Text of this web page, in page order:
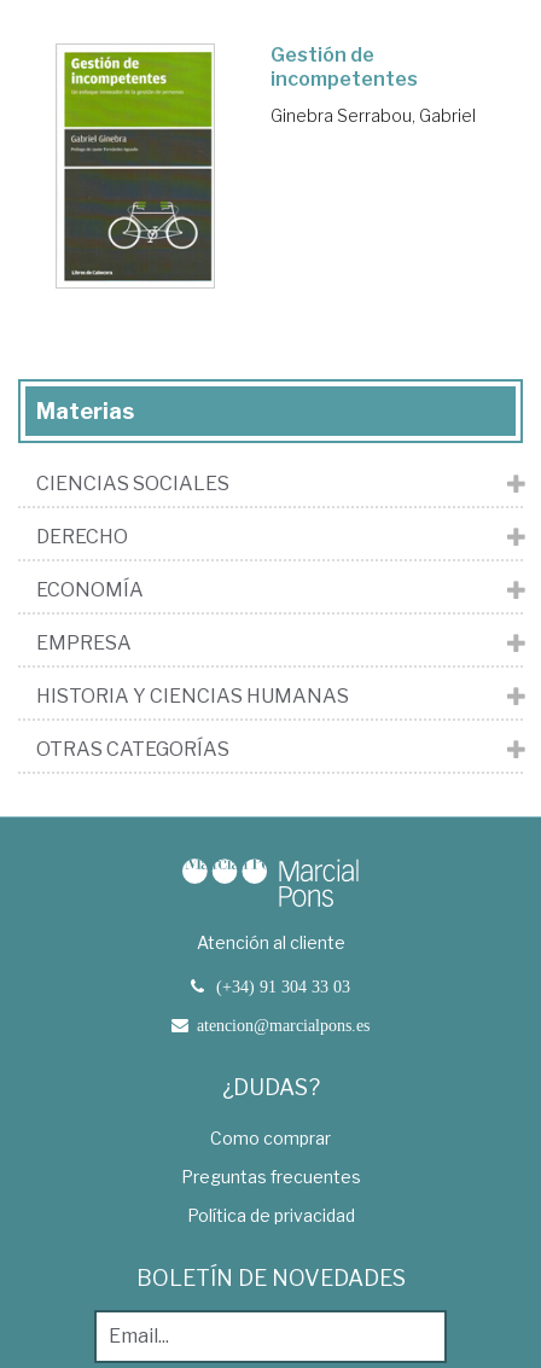
Gestión de
incompetentes
Ginebra Serrabou, Gabriel
Materias
CIENCIAS SOCIALES
DERECHO
ECONOMÍA
EMPRESA
HISTORIA Y CIENCIAS HUMANAS
OTRAS CATEGORÍAS
Atención al cliente
(+34) 91 304 33 03
atencion@marcialpons.es
¿DUDAS?
Como comprar
Preguntas frecuentes
Política de privacidad
BOLETÍN DE NOVEDADES